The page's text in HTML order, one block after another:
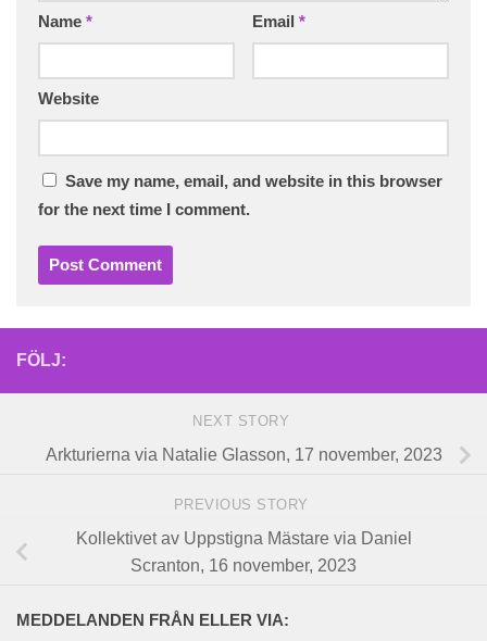
Name * Email *
Website
Save my name, email, and website in this browser
for the next time I comment.
FÖLJ:
NEXT STORY
Arkturierna via Natalie Glasson, 17 november, 2023
PREVIOUS STORY
Kollektivet av Uppstigna Mästare via Daniel
Scranton, 16 november, 2023
MEDDELANDEN FRÅN ELLER VIA: